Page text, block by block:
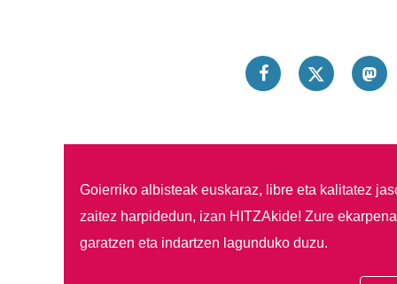
Goierriko albisteak euskaraz, libre eta kalitatez
zaitez harpidedun, izan HITZAkide! Zure
garatzen eta indartzen lagunduko duzu.